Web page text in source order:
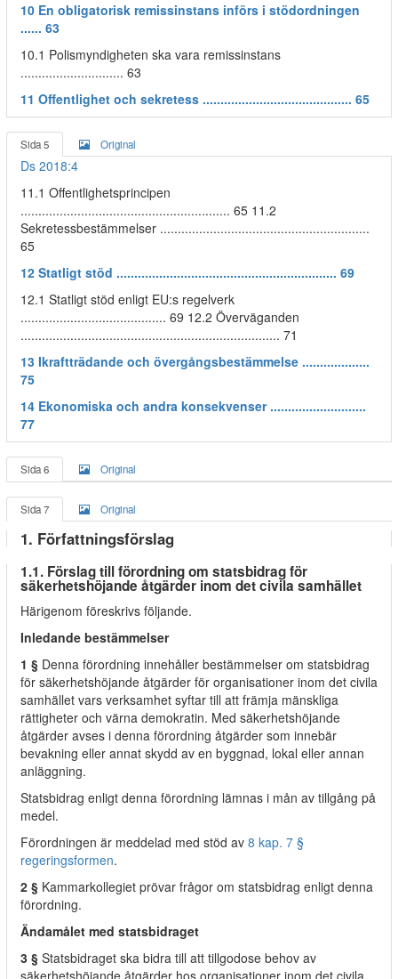
10 En obligatorisk remissinstans införs i stödordningen
...... 63
10.1 Polismyndigheten ska vara remissinstans
............................. 63
11 Offentlighet och sekretess .......................................... 65
Sida 5 Original
Ds 2018:4
11.1 Offentlighetsprincipen
........................................................... 65 11.2
Sekretessbestämmelser ...........................................................
65
12 Statligt stöd .............................................................. 69
12.1 Statligt stöd enligt EU:s regelverk
......................................... 69 12.2 Överväganden
......................................................................... 71
13 Ikraftträdande och övergångsbestämmelse ...................
75
14 Ekonomiska och andra konsekvenser ...........................
77
Sida 6 Original
Sida 7 Original
1. Författningsförslag
1.1. Förslag till förordning om statsbidrag för
säkerhetshöjande åtgärder inom det civila samhället
Härigenom föreskrivs följande.
Inledande bestämmelser
1 § Denna förordning innehåller bestämmelser om statsbidrag
för säkerhetshöjande åtgärder för organisationer inom det civila
samhället vars verksamhet syftar till att främja mänskliga
rättigheter och värna demokratin. Med säkerhetshöjande
åtgärder avses i denna förordning åtgärder som innebär
bevakning eller annat skydd av en byggnad, lokal eller annan
anläggning.
Statsbidrag enligt denna förordning lämnas i mån av tillgång på
medel.
Förordningen är meddelad med stöd av 8 kap. 7 §
regeringsformen.
2 § Kammarkollegiet prövar frågor om statsbidrag enligt denna
förordning.
Ändamålet med statsbidraget
3 § Statsbidraget ska bidra till att tillgodose behov av
säkerhetshöjande åtgärder hos organisationer inom det civila